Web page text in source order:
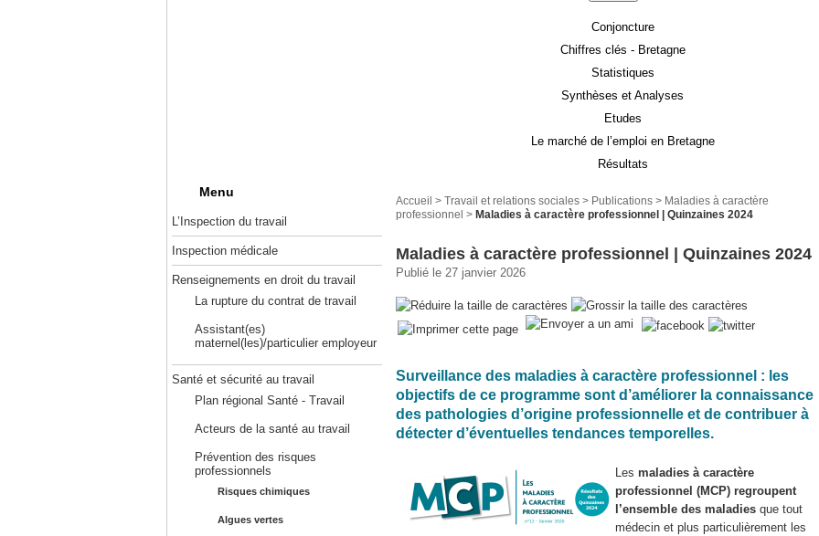
Conjoncture
Chiffres clés - Bretagne
Statistiques
Synthèses et Analyses
Etudes
Le marché de l’emploi en Bretagne
Résultats
Menu
L’Inspection du travail
Inspection médicale
Renseignements en droit du travail
La rupture du contrat de travail
Assistant(es)
maternel(les)/particulier employeur
Santé et sécurité au travail
Plan régional Santé - Travail
Acteurs de la santé au travail
Prévention des risques
professionnels
Risques chimiques
Algues vertes
Accueil > Travail et relations sociales > Publications > Maladies à caractère
professionnel > Maladies à caractère professionnel | Quinzaines 2024
Maladies à caractère professionnel | Quinzaines 2024
Publié le 27 janvier 2026
Surveillance des maladies à caractère professionnel : les
objectifs de ce programme sont d’améliorer la connaissance
des pathologies d’origine professionnelle et de contribuer à
détecter d’éventuelles tendances temporelles.
Les maladies à caractère
professionnel (MCP) regroupent
l’ensemble des maladies que tout
médecin et plus particulièrement les